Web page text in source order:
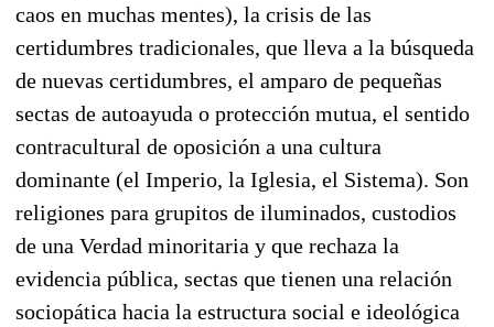
caos en muchas mentes), la crisis de las
certidumbres tradicionales, que lleva a la búsqueda
de nuevas certidumbres, el amparo de pequeñas
sectas de autoayuda o protección mutua, el sentido
contracultural de oposición a una cultura
dominante (el Imperio, la Iglesia, el Sistema). Son
religiones para grupitos de iluminados, custodios
de una Verdad minoritaria y que rechaza la
evidencia pública, sectas que tienen una relación
sociopática hacia la estructura social e ideológica